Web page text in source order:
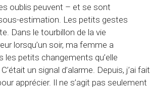
oublis peuvent – ​​et se sont
estimation. Les petits gestes
Dans le tourbillon de la vie
lorsqu’un soir, ma femme a
petits changements qu’elle
un signal d’alarme. Depuis, j’ai fait
apprécier. Il ne s’agit pas seulement